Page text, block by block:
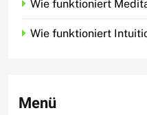
Wie funktioniert
Wie funktioniert
Menü